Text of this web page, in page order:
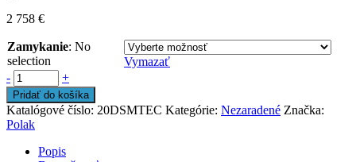
2 758 €
Zamykanie: No
selection
Vymazať
-
+
Pridať do košíka
Katalógové číslo: 20DSMTEC Kategórie: Nezaradené Značka:
Polak
Popis